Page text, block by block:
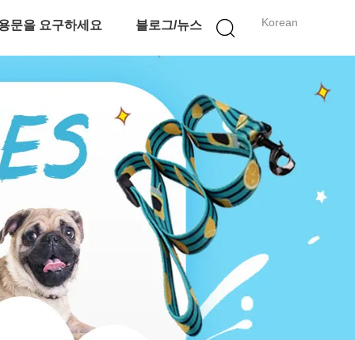
Korean
문을 요구하세요 블로그/뉴스